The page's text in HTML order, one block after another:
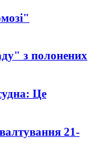
з полонених
Це
21-